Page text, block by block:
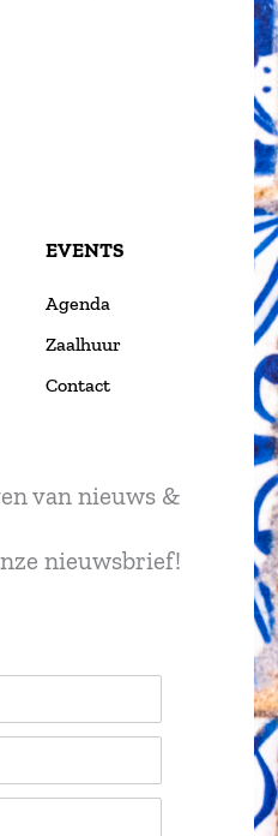
EVENTS
Agenda
Zaalhuur
Contact
van nieuws &
nieuwsbrief!